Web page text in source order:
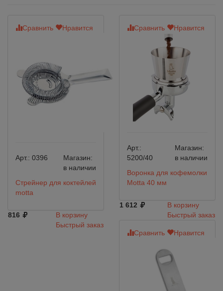
Сравнить Нравится
Арт.: 0396
Магазин:
в наличии
Стрейнер для коктейлей
motta
816
В корзину
Быстрый заказ
Сравнить Нравится
Арт.:
5200/40
Магазин:
в наличии
Воронка для кофемолки
Motta 40 мм
1 612
В корзину
Быстрый заказ
Сравнить Нравится